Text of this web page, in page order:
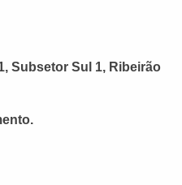
Subsetor Sul 1, Ribeirão